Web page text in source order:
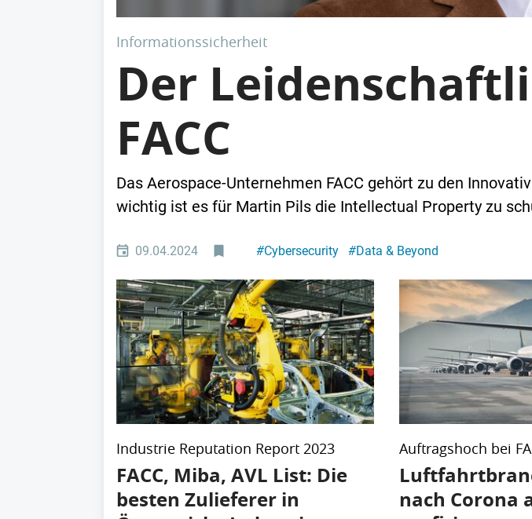
Informationssicherheit
Der
FACC
Das Aerospace-Unternehmen FACC gehört zu den
wichtig ist es für Martin Pils die Intellectual Property zu
09.04.2024 #Cybersecurity #Data & Beyond
Industrie Reputation Report 2023
FACC, Miba, AVL List: Die
besten Zulieferer in
Auftragshoch bei
nach Corona